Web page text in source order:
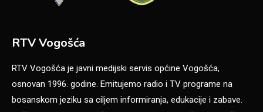
RTV Vogošća
RTV Vogošća je javni medijski servis općine Vogošća,
osnovan 1996. godine. Emitujemo radio i TV programe na
bosanskom jeziku sa ciljem informiranja, edukacije i zabave.